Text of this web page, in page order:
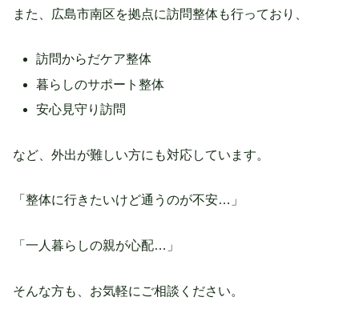
また、広島市南区を拠点に訪問整体も行っており、
訪問からだケア整体
暮らしのサポート整体
安心見守り訪問
など、外出が難しい方にも対応しています。
「整体に行きたいけど通うのが不安…」
「一人暮らしの親が心配…」
そんな方も、お気軽にご相談ください。